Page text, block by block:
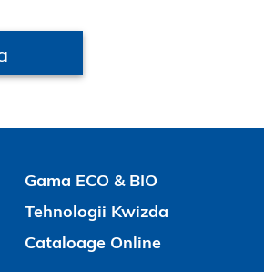
Gama ECO & BIO
Tehnologii Kwizda
Cataloage Online